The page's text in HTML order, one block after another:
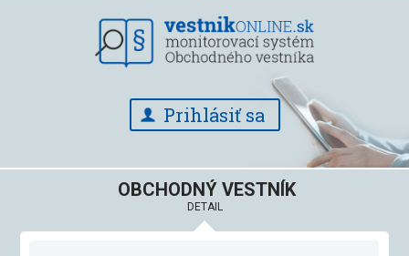
Prihlásiť sa
OBCHODNÝ VESTNÍK
DETAIL